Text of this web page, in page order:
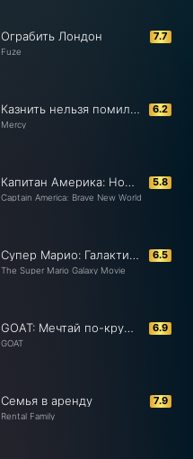
7.7
Ограбить Лондон
Fuze
6.2
Казнить нельзя помиловать / Милосердие
Mercy
5.8
Капитан Америка: Новый мировой порядок
Captain America: Brave New World
6.5
Супер Марио: Галактическое кино
The Super Mario Galaxy Movie
6.9
GOAT: Мечтай по-крупному
GOAT
7.9
Семья в аренду
Rental Family